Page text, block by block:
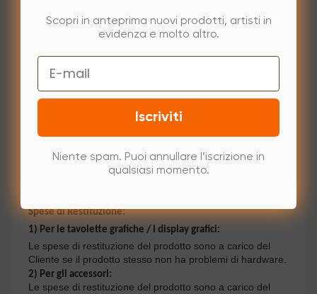
entro 30 giorni dalla data in cui è venuta a conoscenza
dell'esercizio del diritto di recesso da parte del Cliente.
Nel caso in cui il prodotto sia già stato consegnato al
rimborso a seguito dell'avvenuta restituzione del prodotto
e della verifica dell'integrità dello stesso.
Il rimborso sarà eseguito tornando al metodo di
pagamento originale del cliente.
Spese di Restituzione:
1) Per le tavolette grafiche / i display grafici:
Le spese di restituzione del prodotto sono a carico del
Cliente se il prodotto stesso non ha problemi di hardware.
2) Per gli accessori:
Le spese di restituzione del prodotto sono a carico del
Scopri in anteprima nuovi prodotti, artisti in
evidenza e molto altro.
Email
Iscriviti
Niente spam. Puoi annullare l’iscrizione in
qualsiasi momento.